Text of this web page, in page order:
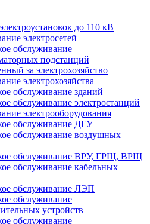
до 110 кВ
электросетей
обслуживание
подстанций
за электрохозяйство
электрохозяйства
обслуживание зданий
обслуживание электростанций
электрооборудования
обслуживание ДГУ
обслуживание воздушных
обслуживание ВРУ, ГРЩ, ВРЩ
обслуживание кабельных
обслуживание ЛЭП
обслуживание
устройств
обслуживание